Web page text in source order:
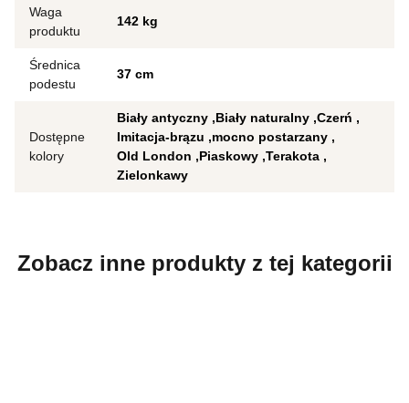
Waga
produktu
142 kg
Średnica
podestu
37 cm
Dostępne
kolory
Biały antyczny Biały naturalny Czerń
Imitacja-brązu
mocno postarzany
Old London
Piaskowy Terakota
Zielonkawy
Zobacz inne produkty z tej kategorii